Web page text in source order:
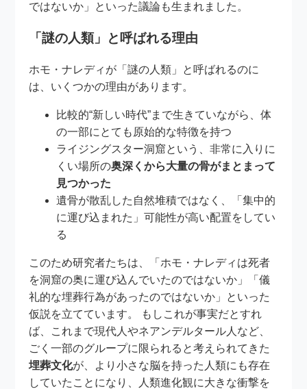
ではないか」といった議論も生まれました。
「謎の人類」と呼ばれる理由
ホモ・ナレディが「謎の人類」と呼ばれるのに
は、いくつかの理由があります。
比較的“新しい時代”まで生きていながら、体
の一部にとても原始的な特徴を持つ
ライジングスター洞窟という、非常に入りに
くい場所の奥深くから大量の骨がまとまって
見つかった
遺骨が散乱した自然堆積ではなく、「集中的
に運び込まれた」可能性が高い配置をしてい
る
このため研究者たちは、「ホモ・ナレディは死者
を洞窟の奥に運び込んでいたのではないか」「儀
礼的な埋葬行為があったのではないか」といった
仮説を立てています。 もしこれが事実だとすれ
ば、これまで現代人やネアンデルタール人など、
ごく一部のグループに限られると考えられてきた
埋葬文化が、より小さな脳を持った人類にも存在
していたことになり、人類進化観に大きな衝撃を